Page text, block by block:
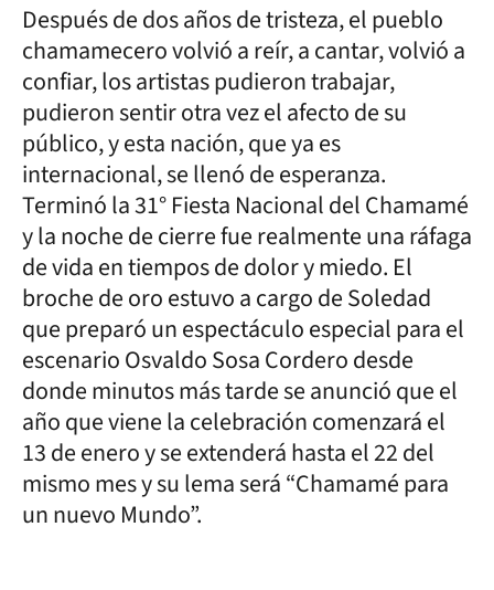
Después de dos años de tristeza, el pueblo
chamamecero volvió a reír, a cantar, volvió a
confiar, los artistas pudieron trabajar,
pudieron sentir otra vez el afecto de su
público, y esta nación, que ya es
internacional, se llenó de esperanza.
Terminó la 31° Fiesta Nacional del Chamamé
y la noche de cierre fue realmente una ráfaga
de vida en tiempos de dolor y miedo. El
broche de oro estuvo a cargo de Soledad
que preparó un espectáculo especial para el
escenario Osvaldo Sosa Cordero desde
donde minutos más tarde se anunció que el
año que viene la celebración comenzará el
13 de enero y se extenderá hasta el 22 del
mismo mes y su lema será “Chamamé para
un nuevo Mundo”.